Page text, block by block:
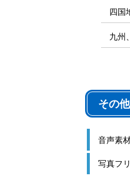
四国
九州
その
音声素
写真フ